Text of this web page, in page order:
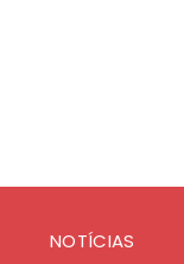
NOTÍCIAS